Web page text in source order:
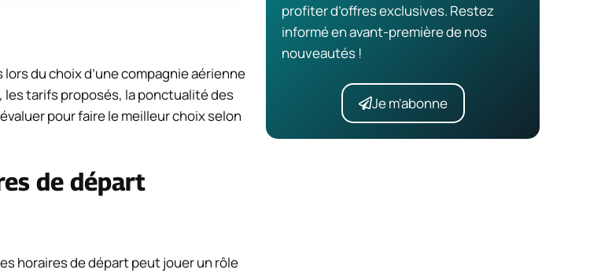
du choix d’une compagnie aérienne
les tarifs proposés, la ponctualité des
pour faire le meilleur choix selon
de départ
horaires de départ peut jouer un rôle
profiter d’offres exclusives. Restez
informé en avant-première de nos
nouveautés !
Je m'abonne